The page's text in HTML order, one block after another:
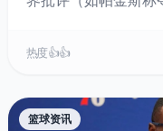
等消息，以及NBA
热度 👍👍
篮球资讯